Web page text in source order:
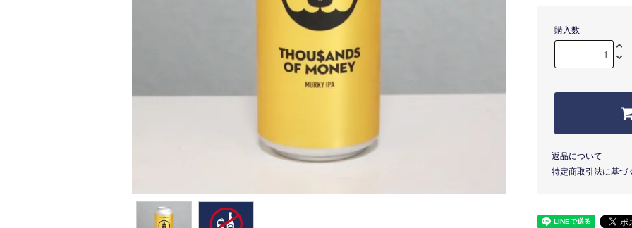
購入数
返品について
特定商取引法に基づ